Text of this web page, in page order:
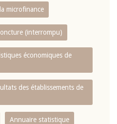
microfinance
(interrompu)
économiques de
des établissements de
Annuaire statistique